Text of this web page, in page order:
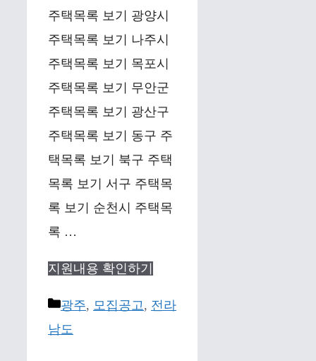
주택목록 보기 광양시
주택목록 보기 나주시
주택목록 보기 목포시
주택목록 보기 무안군
주택목록 보기 광산구
주택목록 보기 동구 주
택목록 보기 북구 주택
목록 보기 서구 주택목
록 보기 순천시 주택목
록 …
지원내용 확인하기
Categories
광주, 모집공고 , 전라
남도